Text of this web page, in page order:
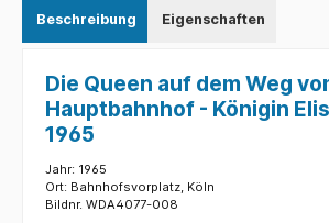
Beschreibung Eigenschaften
Die Queen auf dem Weg
Hauptbahnhof - Königin
1965
Jahr: 1965
Ort: Bahnhofsvorplatz, Köln
Bildnr. WDA4077-008